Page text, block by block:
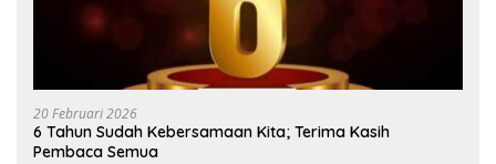
20 Februari 2026
6 Tahun Sudah Kebersamaan Kita; Terima Kasih
Pembaca Semua